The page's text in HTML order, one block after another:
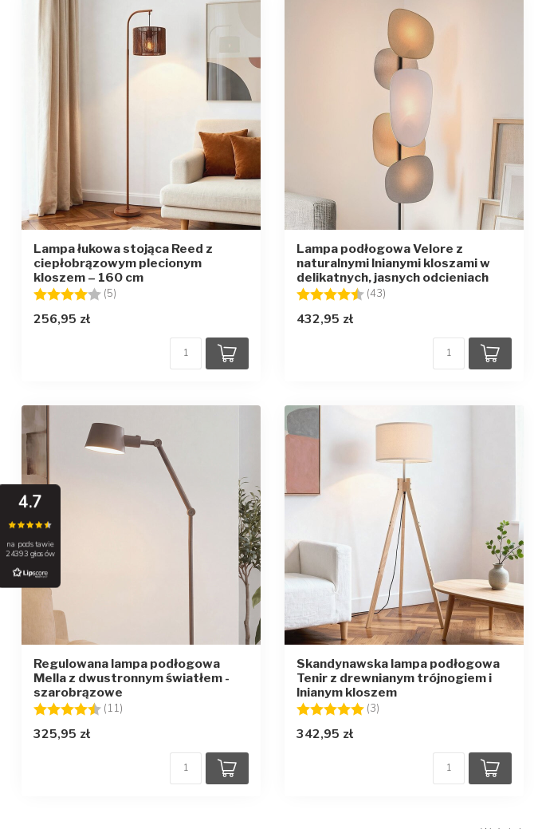
Lampa łukowa stojąca Reed z
ciepłobrązowym plecionym
kloszem – 160 cm
Ocena:
(5)
256,95 zł
Lampa podłogowa Velore z
naturalnymi lnianymi kloszami w
delikatnych, jasnych odcieniach
Ocena:
(43)
432,95 zł
Regulowana lampa podłogowa
Mella z dwustronnym światłem -
szarobrązowe
Ocena:
(11)
325,95 zł
Skandynawska lampa podłogowa
Tenir z drewnianym trójnogiem i
lnianym kloszem
Ocena:
(3)
342,95 zł
4.7
na podstawie
24393 głosów